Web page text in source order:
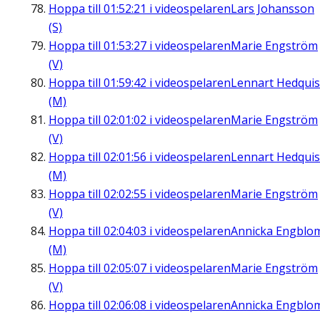
Hoppa till 01:52:21 i videospelarenLars Johansson
(S)
Hoppa till 01:53:27 i videospelarenMarie Engström
(V)
Hoppa till 01:59:42 i videospelarenLennart
(M)
Hoppa till 02:01:02 i videospelarenMarie Engström
(V)
Hoppa till 02:01:56 i videospelarenLennart
(M)
Hoppa till 02:02:55 i videospelarenMarie Engström
(V)
Hoppa till 02:04:03 i videospelarenAnnicka
(M)
Hoppa till 02:05:07 i videospelarenMarie Engström
(V)
Hoppa till 02:06:08 i videospelarenAnnicka